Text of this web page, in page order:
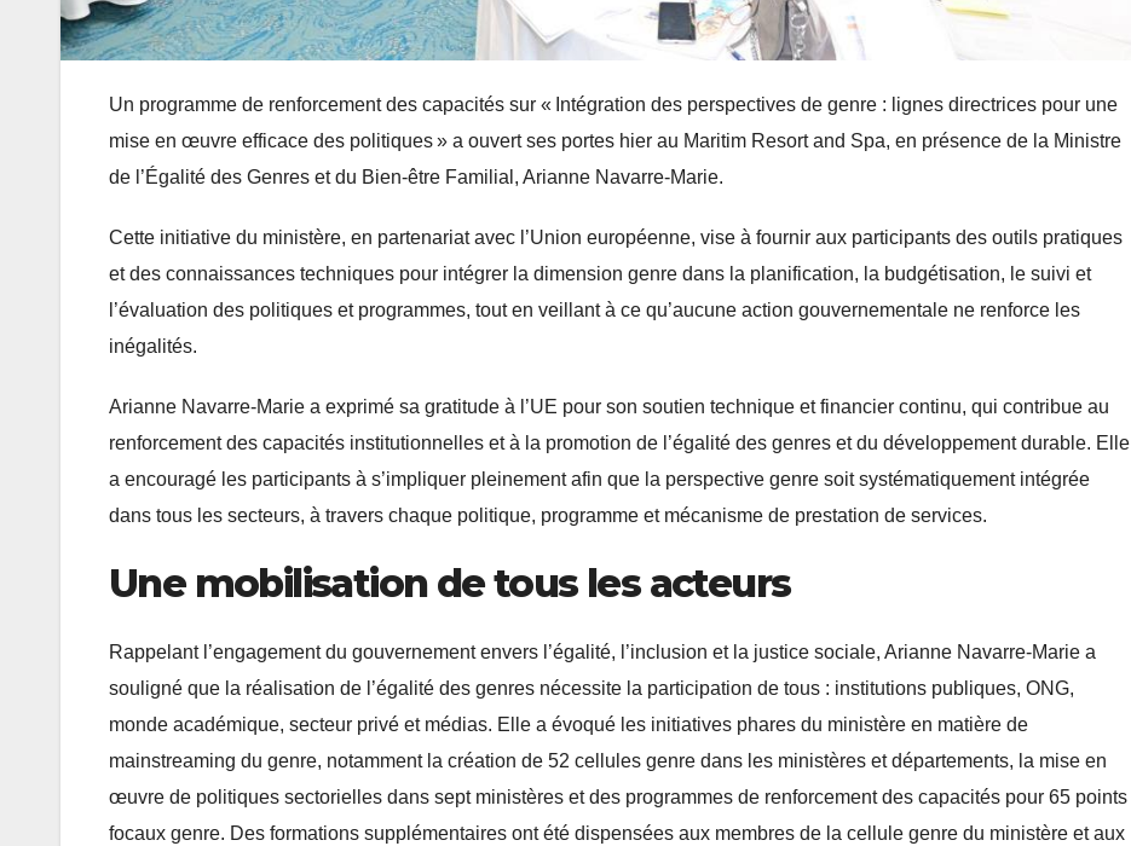
Un programme de renforcement des capacités sur « Intégration des perspectives de genre : lignes directrices pour une
mise en œuvre efficace des politiques » a ouvert ses portes hier au Maritim Resort and Spa, en présence de la Ministre
de l’Égalité des Genres et du Bien-être Familial, Arianne Navarre-Marie.
Cette initiative du ministère, en partenariat avec l’Union européenne, vise à fournir aux participants des outils pratiques
et des connaissances techniques pour intégrer la dimension genre dans la planification, la budgétisation, le suivi et
l’évaluation des politiques et programmes, tout en veillant à ce qu’aucune action gouvernementale ne renforce les
inégalités.
Arianne Navarre-Marie a exprimé sa gratitude à l’UE pour son soutien technique et financier continu, qui contribue au
renforcement des capacités institutionnelles et à la promotion de l’égalité des genres et du développement durable. Elle
a encouragé les participants à s’impliquer pleinement afin que la perspective genre soit systématiquement intégrée
dans tous les secteurs, à travers chaque politique, programme et mécanisme de prestation de services.
Une mobilisation de tous les acteurs
Rappelant l’engagement du gouvernement envers l’égalité, l’inclusion et la justice sociale, Arianne Navarre-Marie a
souligné que la réalisation de l’égalité des genres nécessite la participation de tous : institutions publiques, ONG,
monde académique, secteur privé et médias. Elle a évoqué les initiatives phares du ministère en matière de
mainstreaming du genre, notamment la création de 52 cellules genre dans les ministères et départements, la mise en
œuvre de politiques sectorielles dans sept ministères et des programmes de renforcement des capacités pour 65 points
focaux genre. Des formations supplémentaires ont été dispensées aux membres de la cellule genre du ministère et aux